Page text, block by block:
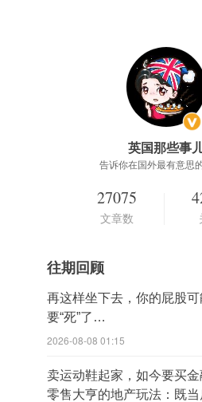
英国那些事
告诉你在国外最有意思
27075
文章数
往期回顾
再这样坐下去，你的屁股可
要“死”了…
2026-08-08 01:15
卖运动鞋起家，如今要买金
零售大亨的地产玩法：既当